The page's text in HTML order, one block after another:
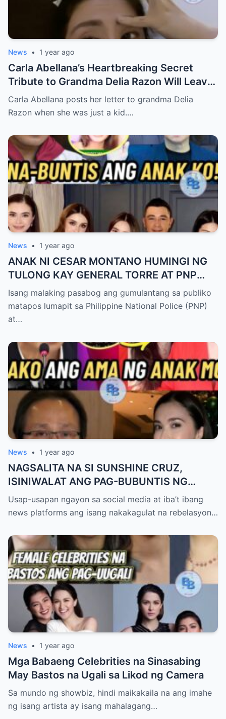
News • 1 year ago
Carla Abellana’s Heartbreaking Secret
Tribute to Grandma Delia Razon Will Leave
You in Tears!
Carla Abellana posts her letter to grandma Delia
Razon when she was just a kid.…
News • 1 year ago
ANAK NI CESAR MONTANO HUMINGI NG
TULONG KAY GENERAL TORRE AT PNP
UPANG ARESTUHIN SI ATONG ANG!
Isang malaking pasabog ang gumulantang sa publiko
matapos lumapit sa Philippine National Police (PNP)
at…
News • 1 year ago
NAGSALITA NA SI SUNSHINE CRUZ,
ISINIWALAT ANG PAG-BUBUNTIS NG
KANYANG ANAK KAY ATONG ANG!
Usap-usapan ngayon sa social media at iba’t ibang
news platforms ang isang nakakagulat na rebelasyon…
News • 1 year ago
Mga Babaeng Celebrities na Sinasabing
May Bastos na Ugali sa Likod ng Camera
Sa mundo ng showbiz, hindi maikakaila na ang imahe
ng isang artista ay isang mahalagang…